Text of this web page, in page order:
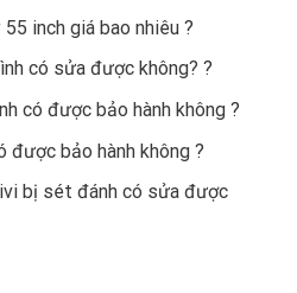
inch giá bao nhiêu ?
có sửa được không? ?
có được bảo hành không ?
được bảo hành không ?
bị sét đánh có sửa được